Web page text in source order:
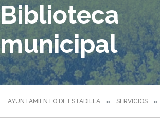
Biblioteca
municipal
AYUNTAMIENTO DE ESTADILLA SERVICIOS